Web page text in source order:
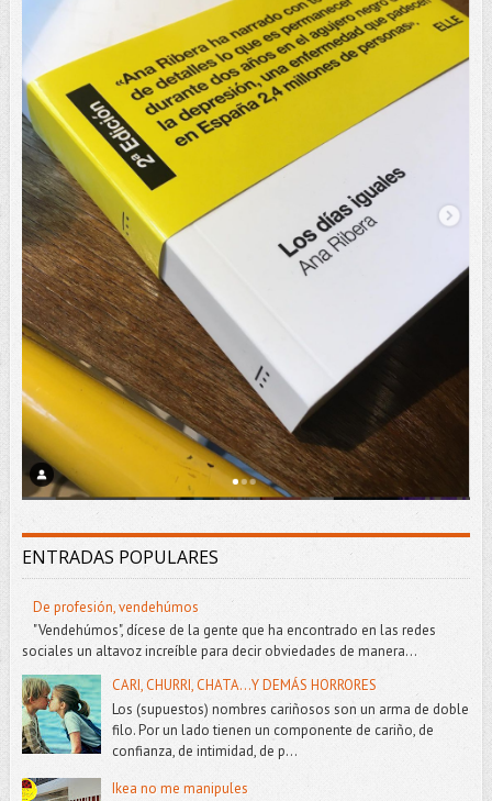
ENTRADAS POPULARES
De profesión, vendehúmos
"Vendehúmos", dícese de la gente que ha encontrado en las redes
sociales un altavoz increíble para decir obviedades de manera...
CARI, CHURRI, CHATA...Y DEMÁS HORRORES
Los (supuestos) nombres cariñosos son un arma de doble
filo. Por un lado tienen un componente de cariño, de
confianza, de intimidad, de p...
Ikea no me manipules